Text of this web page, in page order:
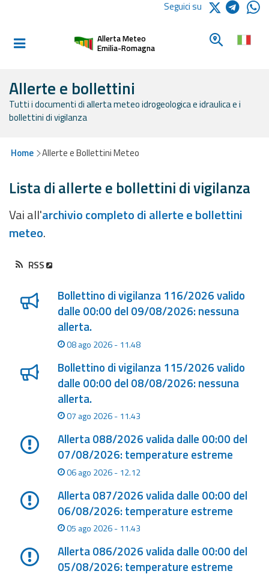
Informati e
Allerte E
Bollettini
Allerte e
Bollettini
Valanghe
Monitoraggio
Previsioni e dati
Dati osservati
Radar meteo
Operativi
Aggiornamenti
Seguici su
Allerta Meteo
Emilia-Romagna
Cerca un
Allerte e bollettini
Tutti i documenti di allerta meteo idrogeologica e idraulica e i
bollettini di vigilanza
Home Allerte e Bollettini Meteo
Lista di allerte e bollettini di vigilanza
Vai all'archivio completo di allerte e bollettini
meteo.
RSS
Bollettino di vigilanza 116/2026 valido
dalle 00:00 del 09/08/2026: nessuna
allerta.
08 ago 2026 - 11.48
Bollettino di vigilanza 115/2026 valido
dalle 00:00 del 08/08/2026: nessuna
allerta.
07 ago 2026 - 11.43
Allerta 088/2026 valida dalle 00:00 del
07/08/2026: temperature estreme
06 ago 2026 - 12.12
Allerta 087/2026 valida dalle 00:00 del
06/08/2026: temperature estreme
05 ago 2026 - 11.43
Allerta 086/2026 valida dalle 00:00 del
05/08/2026: temperature estreme